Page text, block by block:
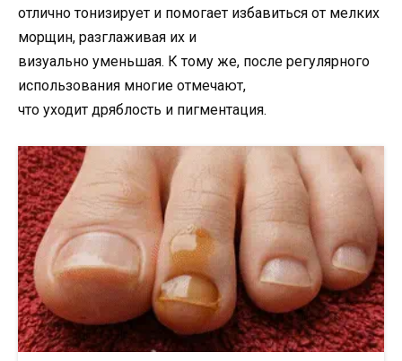
отлично тонизирует и помогает избавиться от мелких
морщин, разглаживая их и
визуально уменьшая. К тому же, после регулярного
использования многие отмечают,
что уходит дряблость и пигментация.